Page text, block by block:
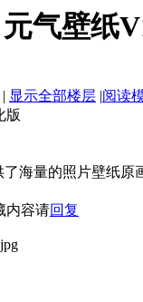
元气壁纸
| 显示全部楼层 |阅读
版
了海量的照片壁纸
内容请回复